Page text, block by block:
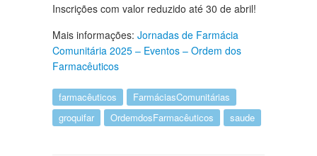
Inscrições com valor reduzido até 30 de abril!
Mais informações: Jornadas de Farmácia
Comunitária 2025 – Eventos – Ordem dos
Farmacêuticos
farmacêuticos
FarmáciasComunitárias
groquifar
OrdemdosFarmacêuticos saude